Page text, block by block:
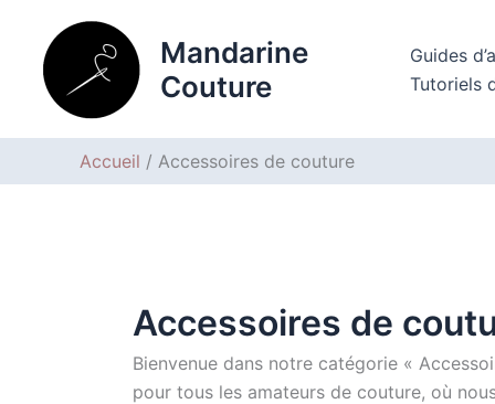
contenu
Mandarine
Couture
Guides
Tutoriels
Accueil Accessoires de couture
Accessoires de
Bienvenue dans notre catégorie «
pour tous les amateurs de couture, où